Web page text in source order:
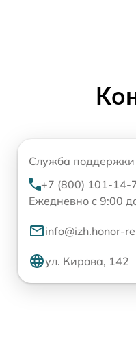
Служба поддержки
+7 (800) 101-14-
Ежедневно с 9:00
info@izh.honor-
ул. Кирова, 142